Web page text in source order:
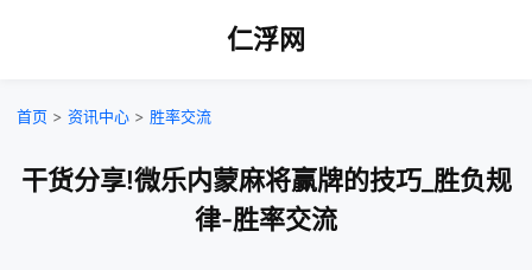
仁浮网
首页 > 资讯中心 > 胜率交流
干货分享!微乐内蒙麻将赢牌的技巧_胜负规
律-胜率交流